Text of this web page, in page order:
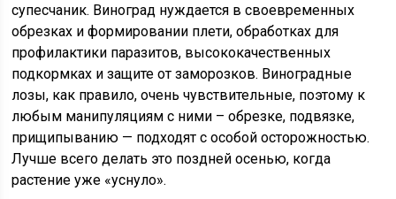
супесчаник. Виноград нуждается в своевременных
обрезках и формировании плети, обработках для
профилактики паразитов, высококачественных
подкормках и защите от заморозков. Виноградные
лозы, как правило, очень чувствительные, поэтому к
любым манипуляциям с ними – обрезке, подвязке,
прищипыванию — подходят с особой осторожностью.
Лучше всего делать это поздней осенью, когда
растение уже «уснуло».